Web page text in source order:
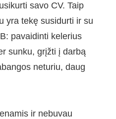
savo CV. Taip
yra tekę susidurti ir su
pavaidinti kelerius
sunku, grįžti į darbą
neturiu, daug
ir nebuvau